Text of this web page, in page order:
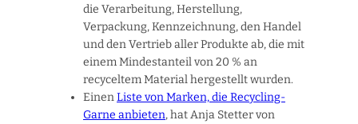
die Verarbeitung, Herstellung,
Verpackung, Kennzeichnung, den Handel
und den Vertrieb aller Produkte ab, die mit
einem Mindestanteil von 20 % an
recyceltem Material hergestellt wurden.
EinenListe von Marken, die Recycling-
Garne anbieten, hat Anja Stetter von